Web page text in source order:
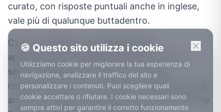
curato, con risposte puntuali anche in inglese,
vale più di qualunque buttadentro.
C’è poi il pubblico che alloggia negli
appartamenti e nei B&B del centro storico: la
sera vuole la pizza a casa, non un altro
ristorante. Asporto e consegna ordinabili online,
anche in inglese, intercettano una domanda che
🍪 Questo sito utilizza i cookie
Utilizziamo cookie per migliorare la tua esperienza di
navigazione, analizzare il traffico del sito e
personalizzare i contenuti. Puoi scegliere quali
cookie accettare o rifiutare. I cookie necessari sono
sempre attivi per garantire il corretto funzionamento